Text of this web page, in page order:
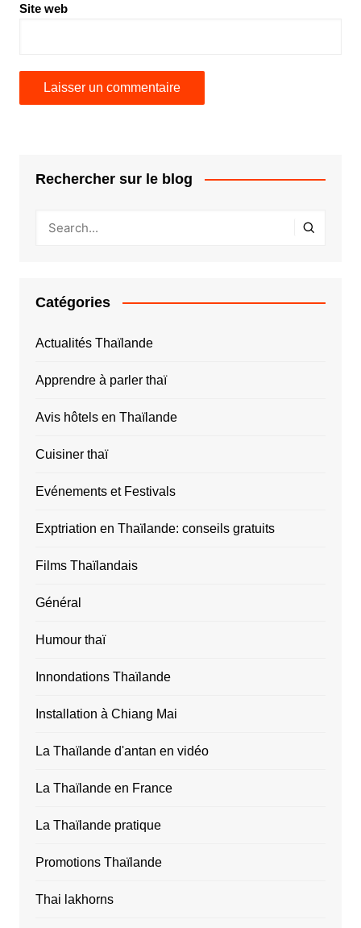
Site web
Rechercher sur le blog
Catégories
Actualités Thaïlande
Apprendre à parler thaï
Avis hôtels en Thaïlande
Cuisiner thaï
Evénements et Festivals
Exptriation en Thaïlande: conseils gratuits
Films Thaïlandais
Général
Humour thaï
Innondations Thaïlande
Installation à Chiang Mai
La Thaïlande d'antan en vidéo
La Thaïlande en France
La Thaïlande pratique
Promotions Thaïlande
Thai lakhorns